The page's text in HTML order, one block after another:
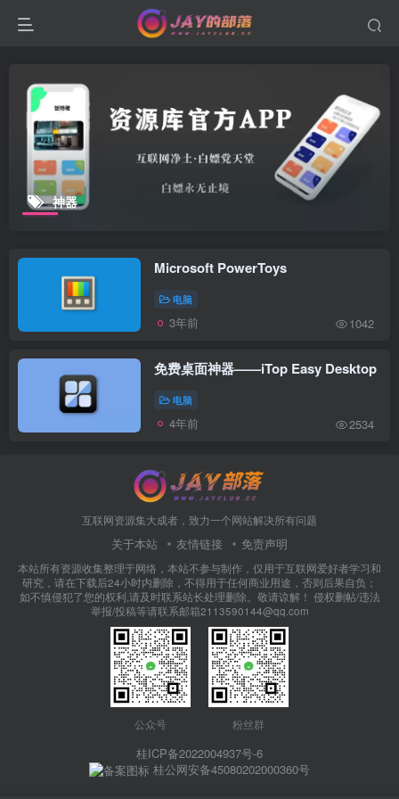
神器
Microsoft PowerToys
电脑
3年前 1042
免费桌面神器——iTop Easy Desktop
电脑
4年前 2534
互联网资源集大成者，致力一个网站解决所有问题
关于本站 友情链接 免责声明
本站所有资源收集整理于网络，本站不参与制作，仅用于互联网爱好者学习和
研究，请在下载后24小时内删除，不得用于任何商业用途，否则后果自负；
如不慎侵犯了您的权利,请及时联系站长处理删除。敬请谅解！ 侵权删帖/违法
举报/投稿等请联系邮箱2113590144@qq.com
公众号 粉丝群
桂ICP备2022004937号-6
桂公网安备45080202000360号